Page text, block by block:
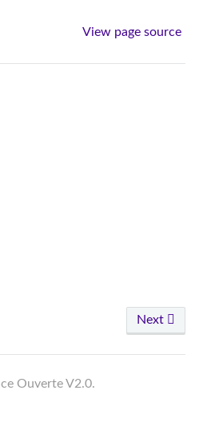
View page source
Next
Ouverte V2.0.